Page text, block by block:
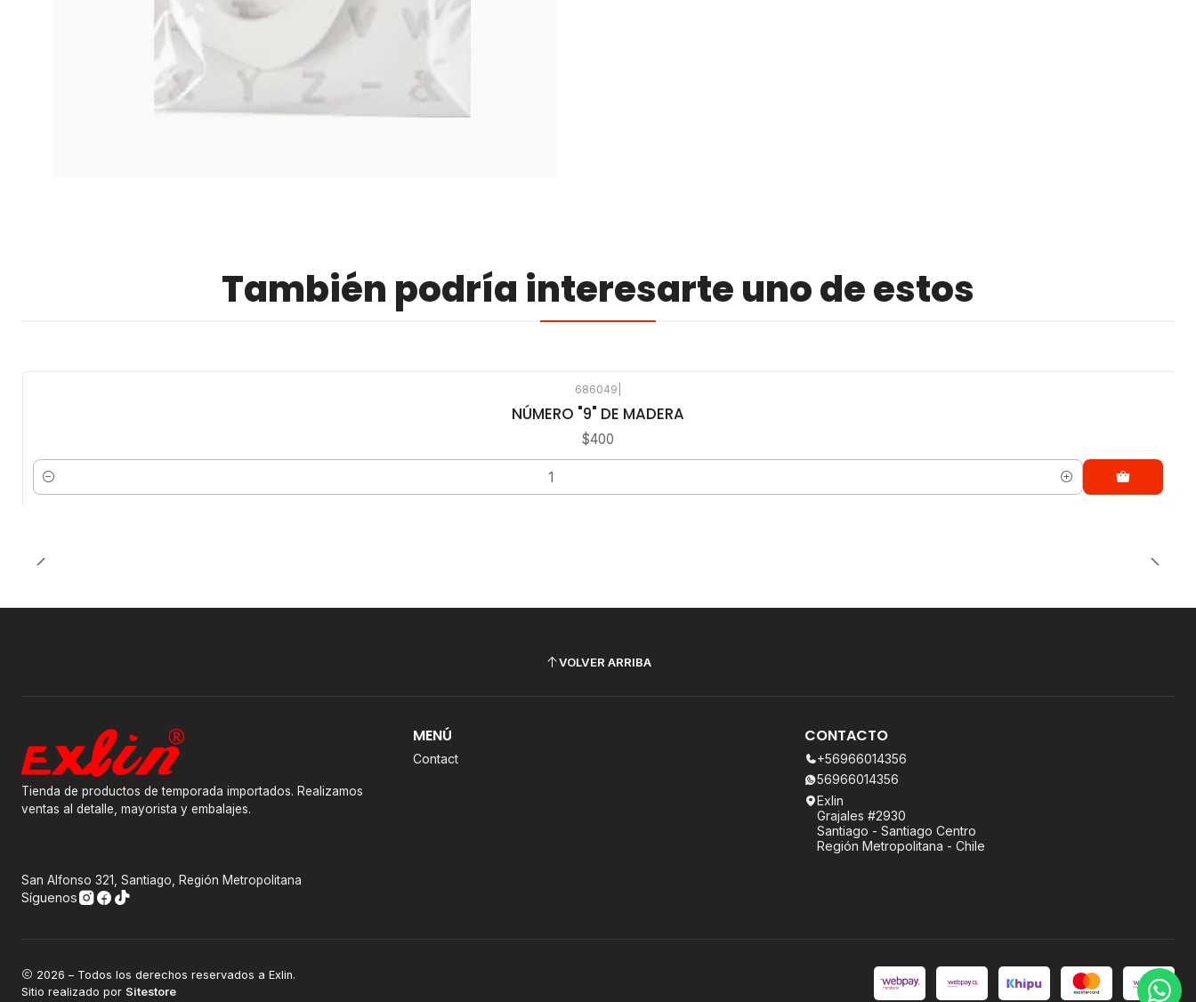
También podría interesarte uno de estos
686049
NÚMERO "9" DE MADERA
$400
Cantidad
VOLVER ARRIBA
Tienda de productos de temporada importados. Realizamos
ventas al detalle, mayorista y embalajes.
San Alfonso 321, Santiago, Región Metropolitana
Síguenos
MENÚ
Contact
CONTACTO
+56966014356
56966014356
Exlin
Grajales #2930
Santiago - Santiago Centro
Región Metropolitana - Chile
2026 – Todos los derechos reservados a Exlin.
Sitio realizado por Sitestore